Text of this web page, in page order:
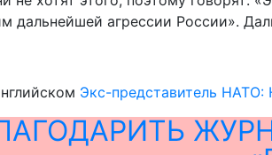
дальнейшей агрессии России».
Экс-представитель НАТО: